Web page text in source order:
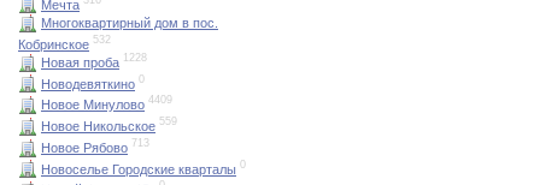
Мечта
Многоквартирный дом в пос.
Кобринское 532
Новая проба 1228
Новодевяткино 0
Новое Минулово 4409
Новое Никольское 559
Новое Рябово 713
Новоселье Городские кварталы 0